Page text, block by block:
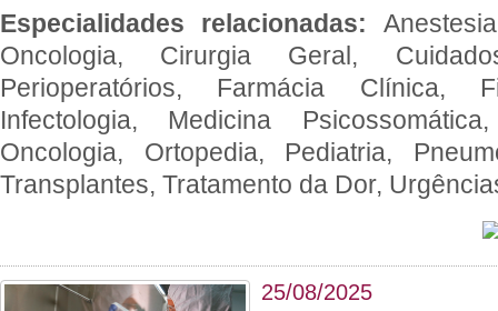
Especialidades relacionadas:
Oncologia, Cirurgia Geral,
Perioperatórios, Farmácia Clínica,
Infectologia, Medicina
Oncologia, Ortopedia, Pediatria,
Transplantes, Tratamento da Dor,
25/08/2025